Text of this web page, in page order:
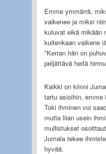
Emme ymmärrä,
vaikenee ja miksi
kuluvat eikä mikään
kuitenkaan vaikene
"Kerran hän on
peljättävä heitä
Kaikki on kiinni
tartu asioihin,
Toki ihminen voi
mutta liian usein
mullistukset
Jumala tekee
hyvää.